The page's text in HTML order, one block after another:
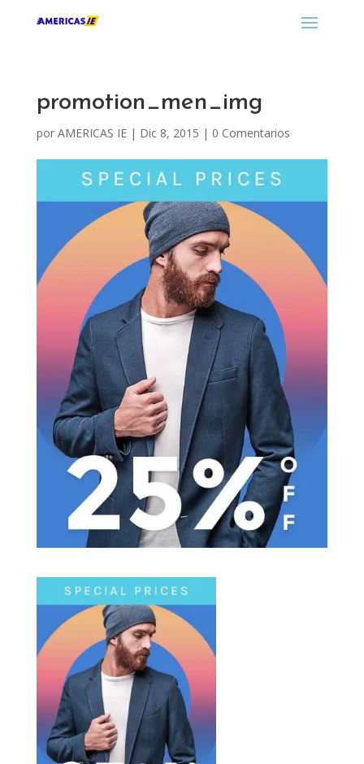
promotion_men_img
por AMERICAS IE| Dic 8, 2015 | 0 Comentarios